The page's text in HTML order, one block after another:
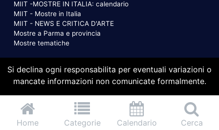
Home Categorie Calendario Cerca
MIIT -MOSTRE IN ITALIA: calendario
MIIT - Mostre in Italia
MIIT - NEWS E CRITICA D'ARTE
Mostre a Parma e provincia
Mostre tematiche
Si declina ogni responsabilita per eventuali variazioni o
mancate informazioni non comunicate formalmente.